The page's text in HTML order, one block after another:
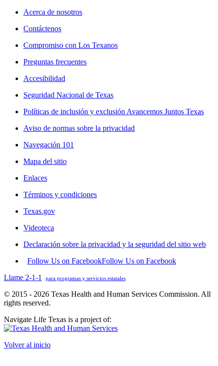
Acerca de nosotros
Contáctenos
Compromiso con Los Texanos
Preguntas frecuentes
Accesibilidad
Seguridad Nacional de Texas
Políticas de inclusión y exclusión Avancemos Juntos Texas
Aviso de normas sobre la privacidad
Navegación 101
Mapa del sitio
Enlaces
Términos y condiciones
Texas.gov
Videoteca
Declaración sobre la privacidad y la seguridad del sitio web
Follow Us on FacebookFollow Us on Facebook
Llame 2-1-1
para programas y servicios estatales
© 2015 - 2026 Texas Health and Human Services Commission. All
rights reserved.
Navigate Life Texas is a project of:
Volver al inicio